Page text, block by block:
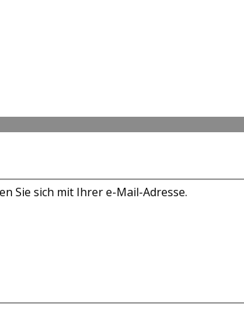
Sie sich mit Ihrer e-Mail-Adresse.